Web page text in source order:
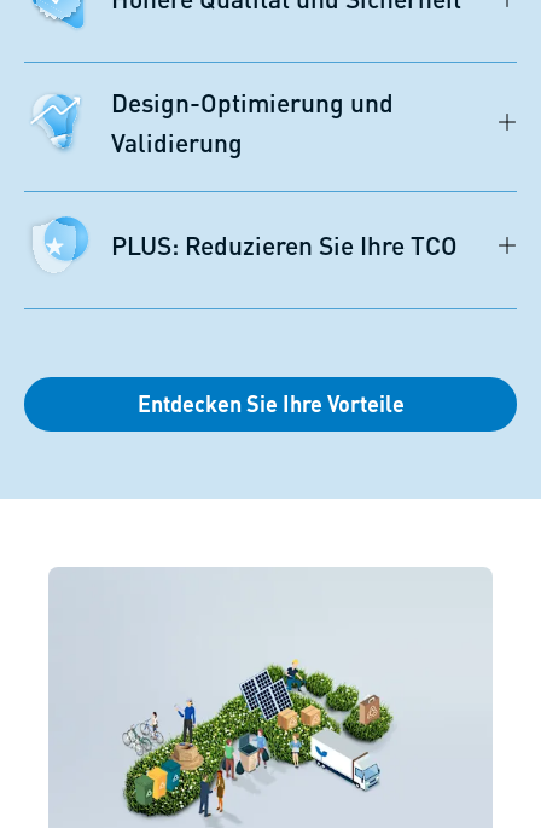
Design-Optimierung und
Validierung
PLUS: Reduzieren Sie Ihre TCO
Entdecken Sie Ihre Vorteile